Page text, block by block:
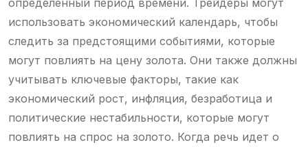
использовать экономический календарь, чтобы
следить за предстоящими событиями, которые
могут повлиять на цену золота. Они также должны
учитывать ключевые факторы, такие как
экономический рост, инфляция, безработица и
политические нестабильности, которые могут
повлиять на спрос на золото. Когда речь идет о